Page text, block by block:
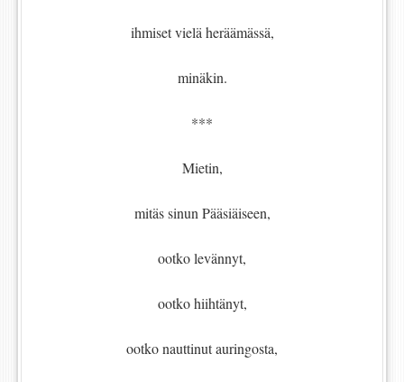
ihmiset vielä heräämässä,
minäkin.
***
Mietin,
mitäs sinun Pääsiäiseen,
ootko levännyt,
ootko hiihtänyt,
ootko nauttinut auringosta,